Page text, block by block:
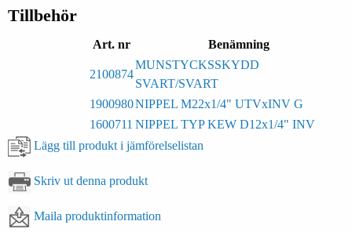
Tillbehör
Art. nr Benämning
2100874
MUNSTYCKSSKYDD
SVART/SVART
1900980NIPPEL M22x1/4" UTVxINV G
1600711 NIPPEL TYP KEW D12x1/4" INV
Lägg till produkt i jämförelselistan
Skriv ut denna produkt
Maila produktinformation